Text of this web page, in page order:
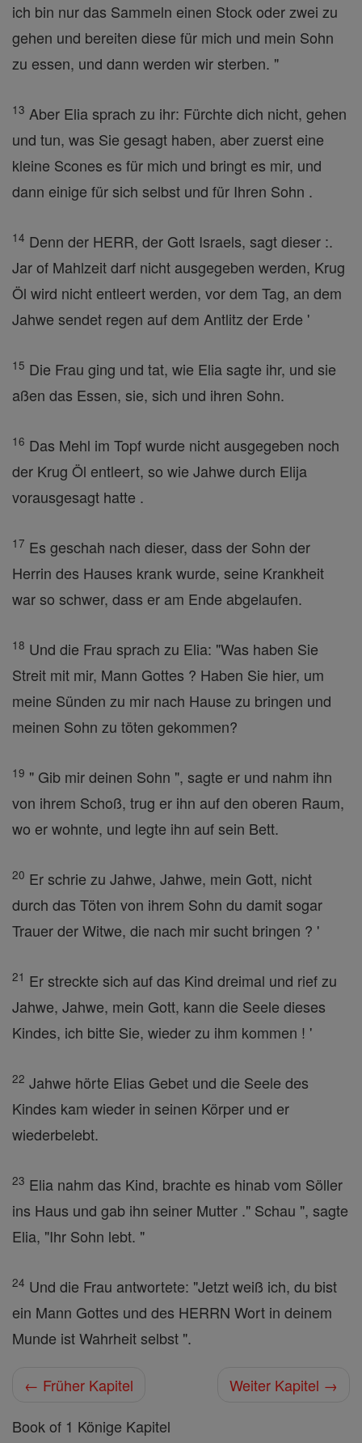
ich bin nur das Sammeln einen Stock oder zwei zu
gehen und bereiten diese für mich und mein Sohn
zu essen, und dann werden wir sterben. "
13 Aber Elia sprach zu ihr: Fürchte dich nicht, gehen
und tun, was Sie gesagt haben, aber zuerst eine
kleine Scones es für mich und bringt es mir, und
dann einige für sich selbst und für Ihren Sohn .
14 Denn der HERR, der Gott Israels, sagt dieser :.
Jar of Mahlzeit darf nicht ausgegeben werden, Krug
Öl wird nicht entleert werden, vor dem Tag, an dem
Jahwe sendet regen auf dem Antlitz der Erde '
15 Die Frau ging und tat, wie Elia sagte ihr, und sie
aßen das Essen, sie, sich und ihren Sohn.
16 Das Mehl im Topf wurde nicht ausgegeben noch
der Krug Öl entleert, so wie Jahwe durch Elija
vorausgesagt hatte .
17 Es geschah nach dieser, dass der Sohn der
Herrin des Hauses krank wurde, seine Krankheit
war so schwer, dass er am Ende abgelaufen.
18 Und die Frau sprach zu Elia: "Was haben Sie
Streit mit mir, Mann Gottes ? Haben Sie hier, um
meine Sünden zu mir nach Hause zu bringen und
meinen Sohn zu töten gekommen?
19 " Gib mir deinen Sohn ", sagte er und nahm ihn
von ihrem Schoß, trug er ihn auf den oberen Raum,
wo er wohnte, und legte ihn auf sein Bett.
20 Er schrie zu Jahwe, Jahwe, mein Gott, nicht
durch das Töten von ihrem Sohn du damit sogar
Trauer der Witwe, die nach mir sucht bringen ? '
21 Er streckte sich auf das Kind dreimal und rief zu
Jahwe, Jahwe, mein Gott, kann die Seele dieses
Kindes, ich bitte Sie, wieder zu ihm kommen ! '
22 Jahwe hörte Elias Gebet und die Seele des
Kindes kam wieder in seinen Körper und er
wiederbelebt.
23 Elia nahm das Kind, brachte es hinab vom Söller
ins Haus und gab ihn seiner Mutter ." Schau ", sagte
Elia, "Ihr Sohn lebt. "
24 Und die Frau antwortete: "Jetzt weiß ich, du bist
ein Mann Gottes und des HERRN Wort in deinem
Munde ist Wahrheit selbst ".
← Früher Kapitel
Weiter Kapitel →
Book of 1 Könige Kapitel